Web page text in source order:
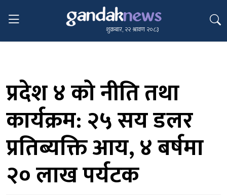
शुक्रबार, २२ श्रावण २०८३
प्रदेश ४ को नीति तथा
कार्यक्रम: २५ सय डलर
प्रतिब्यक्ति आय, ४ बर्षमा
२० लाख पर्यटक